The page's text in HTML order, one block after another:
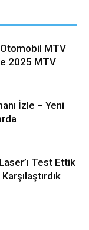
MTV
2025 MTV
İzle – Yeni
Test Ettik